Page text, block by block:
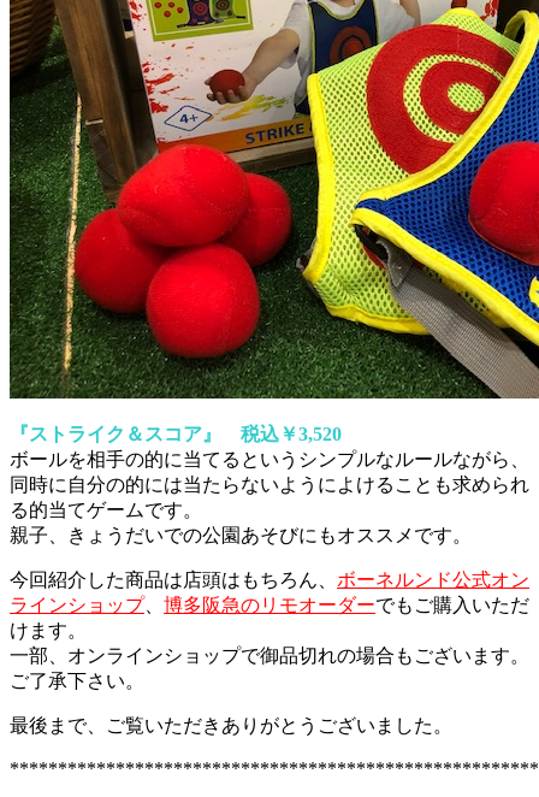
『ストライク＆スコア』 税込￥3,520
ボールを相手の的に当てるというシンプルなルールながら、
同時に自分の的には当たらないようによけることも求められ
る的当てゲームです。
親子、きょうだいでの公園あそびにもオススメです。
今回紹介した商品は店頭はもちろん、 ボーネルンド公式オン
ラインショップ、 博多阪急のリモオーダーでもご購入いただ
けます。
一部、オンラインショップで御品切れの場合もございます。
ご了承下さい。
最後まで、ご覧いただきありがとうございました。